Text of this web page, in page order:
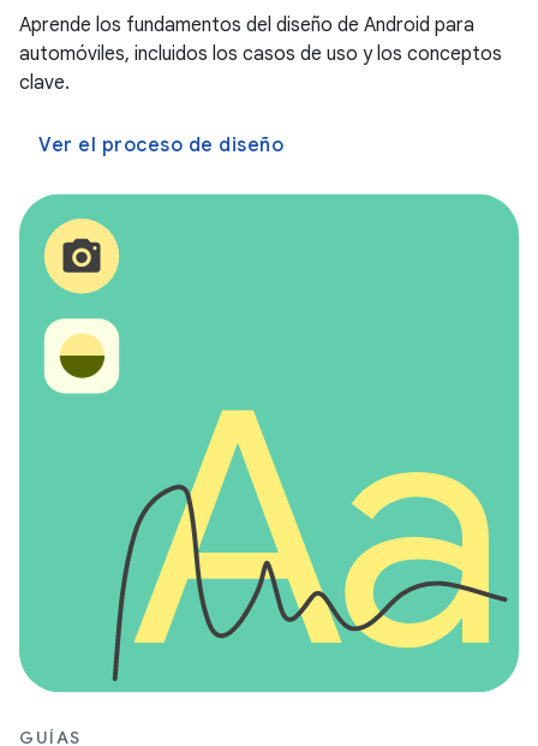
Aprende los fundamentos del diseño de Android para
automóviles, incluidos los casos de uso y los conceptos
clave.
Ver el proceso de diseño
GUÍAS